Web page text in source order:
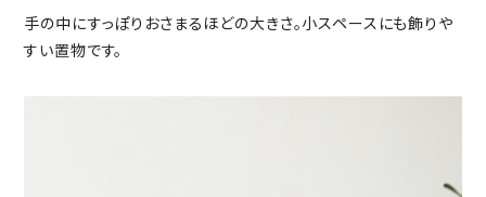
手の中にすっぽりおさまるほどの大きさ。小スペースにも飾りや
すい置物です。